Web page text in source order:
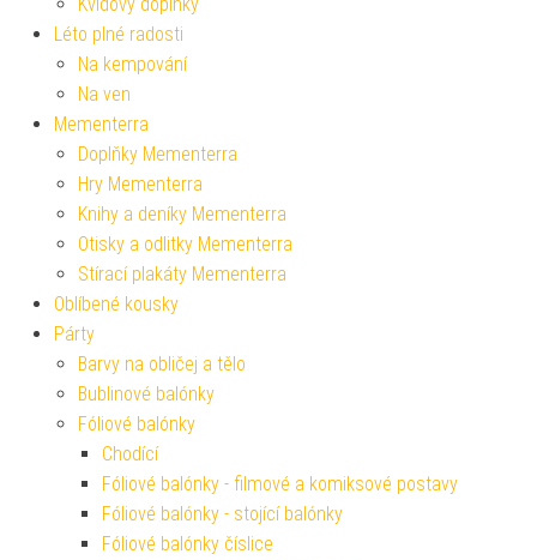
Léto plné radosti
Na kempování
Na ven
Mementerra
Doplňky Mementerra
Hry Mementerra
Knihy a deníky Mementerra
Otisky a odlitky Mementerra
Stírací plakáty Mementerra
Oblíbené kousky
Párty
Barvy na obličej a tělo
Bublinové balónky
Fóliové balónky
Chodící
Fóliové balónky - filmové a komiksové postavy
Fóliové balónky - stojící balónky
Fóliové balónky číslice